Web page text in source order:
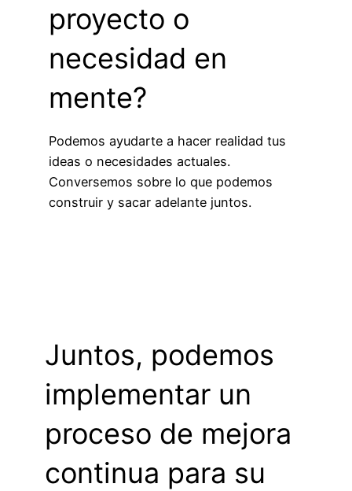
proyecto o
necesidad en
mente?
Podemos ayudarte a hacer realidad tus
ideas o necesidades actuales.
Conversemos sobre lo que podemos
construir y sacar adelante juntos.
Juntos, podemos
implementar un
proceso de mejora
continua para su